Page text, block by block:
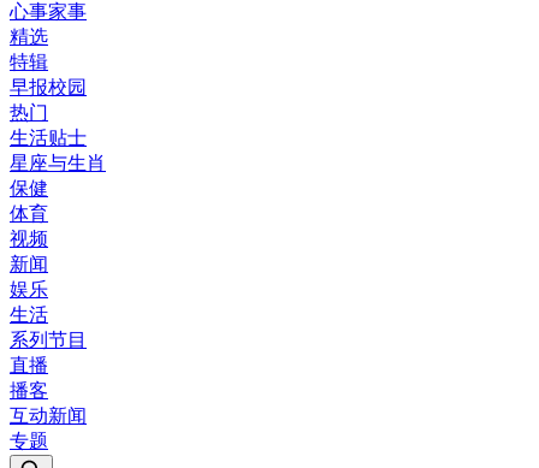
心事家事
精选
特辑
早报校园
热门
生活贴士
星座与生肖
保健
体育
视频
新闻
娱乐
生活
系列节目
直播
播客
互动新闻
专题